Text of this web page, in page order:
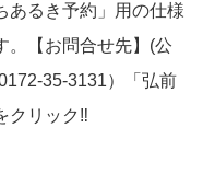
るき予約」用の仕様
。【お問合せ先】(公
35-3131）「弘前
クリック‼